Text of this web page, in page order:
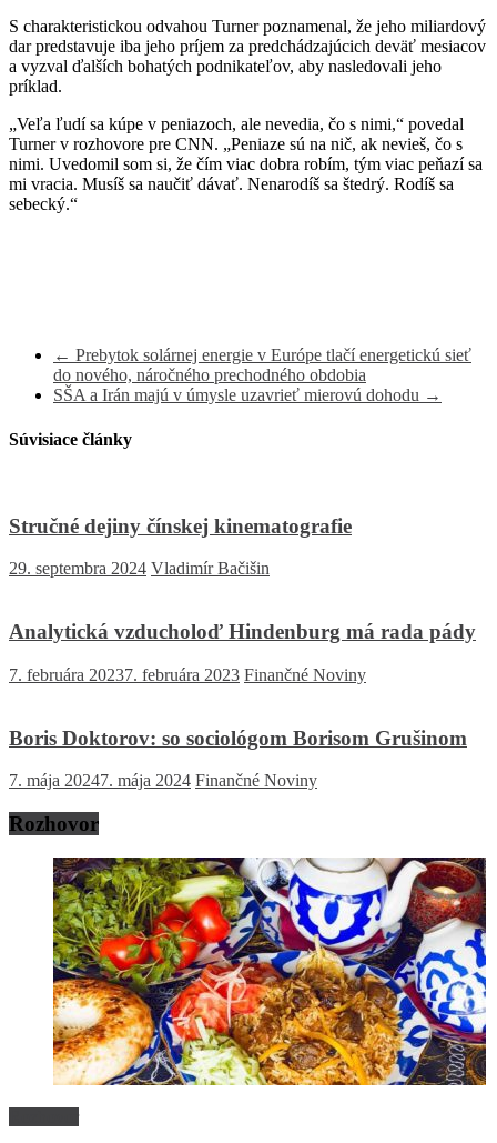
S charakteristickou odvahou Turner poznamenal, že jeho miliardový
dar predstavuje iba jeho príjem za predchádzajúcich deväť mesiacov
a vyzval ďalších bohatých podnikateľov, aby nasledovali jeho
príklad.
„Veľa ľudí sa kúpe v peniazoch, ale nevedia, čo s nimi,“ povedal
Turner v rozhovore pre CNN. „Peniaze sú na nič, ak nevieš, čo s
nimi. Uvedomil som si, že čím viac dobra robím, tým viac peňazí sa
mi vracia. Musíš sa naučiť dávať. Nenarodíš sa štedrý. Rodíš sa
sebecký.“
← Prebytok solárnej energie v Európe tlačí energetickú sieť
do nového, náročného prechodného obdobia
SŠA a Irán majú v úmysle uzavrieť mierovú dohodu →
Súvisiace články
Stručné dejiny čínskej kinematografie
29. septembra 2024 Vladimír Bačišin
Analytická vzducholoď Hindenburg má rada pády
7. februára 20237. februára 2023 Finančné Noviny
Boris Doktorov: so sociológom Borisom Grušinom
7. mája 20247. mája 2024 Finančné Noviny
Rozhovor